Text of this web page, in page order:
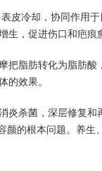
皮冷却，协同作用
生，促进伤口和疤痕
把脂肪转化为脂肪酸
的效果。
炎杀菌，深层修复
的根本问题。养生